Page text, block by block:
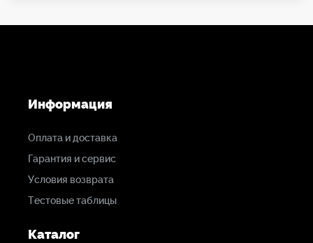
Информация
Оплата и доставка
Гарантия и сервис
Условия возврата
Тестовые таблицы
Каталог